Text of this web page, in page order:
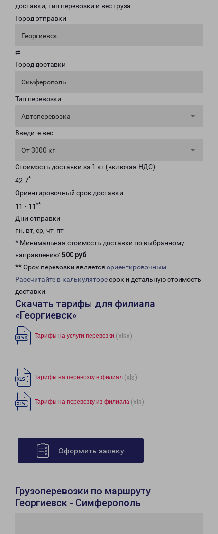
доставки, тип перевозки и вес груза.
Город отправки
Георгиевск
⇄
Город доставки
Симферополь
Тип перевозки
Автоперевозка
Введите вес
От 3000 кг
Стоимость доставки за 1 кг (включая НДС)
42.7*
Ориентировочный срок доставки
11 - 11 **
Дни отправки
пн, вт, ср, чт, пт
* Минимальная стоимость доставки по выбранному
направлению: 500 руб.
** Срок перевозки является ориентировочным
Рассчитайте в калькуляторесрок и детальную стоимость
доставки.
Скачать тарифы для филиала
«Георгиевск»
Тарифы на услуги перевозки (xlsx)
Тарифы на перевозку в филиал (xls)
Тарифы на перевозку из филиала (xls)
Оформить заявку
Грузоперевозки по маршруту
Георгиевск - Симферополь